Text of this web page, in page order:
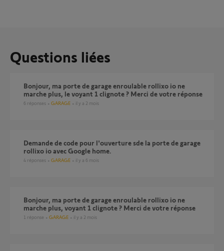
Questions liées
Bonjour, ma porte de garage enroulable rollixo io ne
marche plus, le voyant 1 clignote ? Merci de votre réponse
6 réponses GARAGE il y a 2 mois
Demande de code pour l'ouverture sde la porte de garage
rollixo io avec Google home.
4 réponses GARAGE il y a 6 mois
Bonjour, ma porte de garage enroulable rollixo io ne
marche plus, voyant 1 clignote ? Merci de votre réponse
1 réponse GARAGE il y a 2 mois